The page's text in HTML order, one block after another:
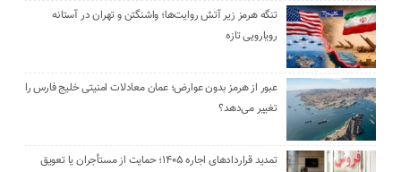
تنگه هرمز زیر آتش روایت‌ها؛ واشنگتن و تهران در آستانه
رویارویی تازه
عبور از هرمز بدون عوارض؛ عمان معادلات امنیتی خلیج فارس را
تغییر می‌دهد؟
تمدید قراردادهای اجاره ۱۴۰۵؛ حمایت از مستأجران یا تعویق